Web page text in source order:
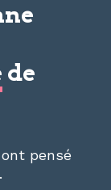
de
pensé